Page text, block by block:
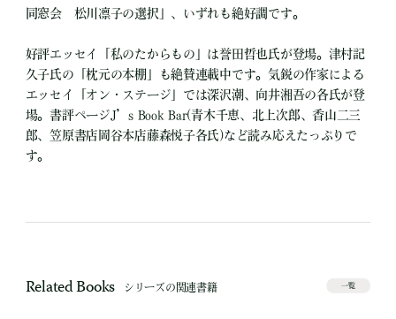
同窓会 松川凛子の選択」、いずれも絶好調です。
好評エッセイ「私のたからもの」は誉田哲也氏が登場。津村記
久子氏の「枕元の本棚」も絶賛連載中です。気鋭の作家による
エッセイ「オン・ステージ」では深沢潮、向井湘吾の各氏が登
場。書評ページJ’s Book Bar(青木千恵、北上次郎、香山二三
郎、笠原書店岡谷本店藤森悦子各氏)など読み応えたっぷりで
す。
Related Books シリーズの関連書籍 一覧